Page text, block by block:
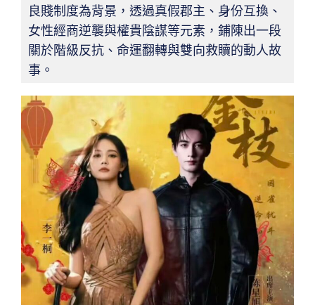
良賤制度為背景，透過真假郡主、身份互換、
女性經商逆襲與權貴陰謀等元素，鋪陳出一段
關於階級反抗、命運翻轉與雙向救贖的動人故
事。